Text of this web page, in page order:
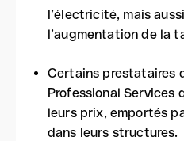
l’électricité, mais
l’augmentation de la
Certains prestataires
Professional Services
leurs prix, emportés
dans leurs structures.